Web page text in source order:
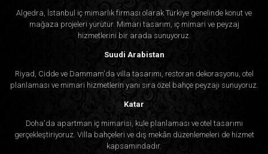
Algedra, İstanbul iç mimarlık firması olarak Türkiye genelinde konut ve
mağaza projeleri yürütür. Mimari tasarım, iç mimari ve peyzaj
hizmetlerini bir arada sunuyoruz.
Suudi Arabistan
Riyad, Cidde ve Dammam'da villa tasarımı, restoran dekorasyonu, otel
planlaması ve mimari hizmetlerin yanı sıra özel bahçe peyzajı sunuyoruz.
Katar
Doha'da apartman iç mimarisi, kule planlaması ve otel tasarımı
gerçekleştiriyoruz. Villa bahçeleri ve dış mekân düzenlemeleri de hizmet
kapsamındadır.